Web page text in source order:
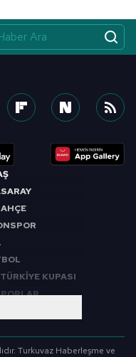
KUPASI
Turkuvaz Haberleşme ve